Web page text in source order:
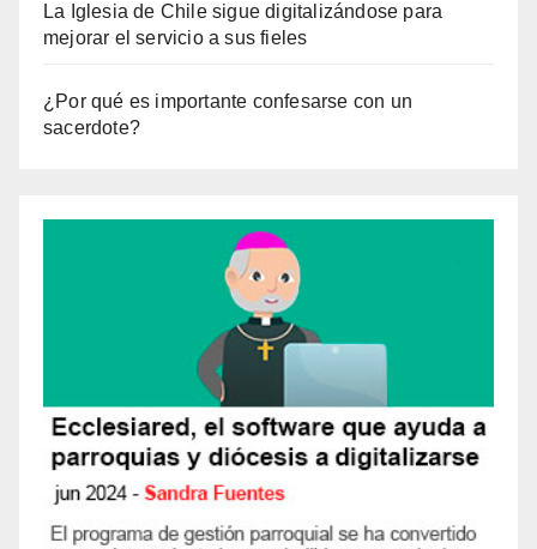
La Iglesia de Chile sigue digitalizándose para
mejorar el servicio a sus fieles
¿Por qué es importante confesarse con un
sacerdote?